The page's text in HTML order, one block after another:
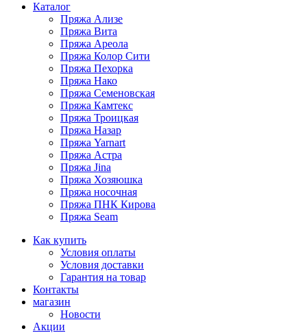
Каталог
Пряжа Ализе
Пряжа Вита
Пряжа Ареола
Пряжа Колор Сити
Пряжа Пехорка
Пряжа Нако
Пряжа Семеновская
Пряжа Камтекс
Пряжа Троицкая
Пряжа Назар
Пряжа Yarnart
Пряжа Астра
Пряжа Jina
Пряжа Хозяюшка
Пряжа носочная
Пряжа ПНК Кирова
Пряжа Seam
Как купить
Условия оплаты
Условия доставки
Гарантия на товар
Контакты
магазин
Новости
Акции